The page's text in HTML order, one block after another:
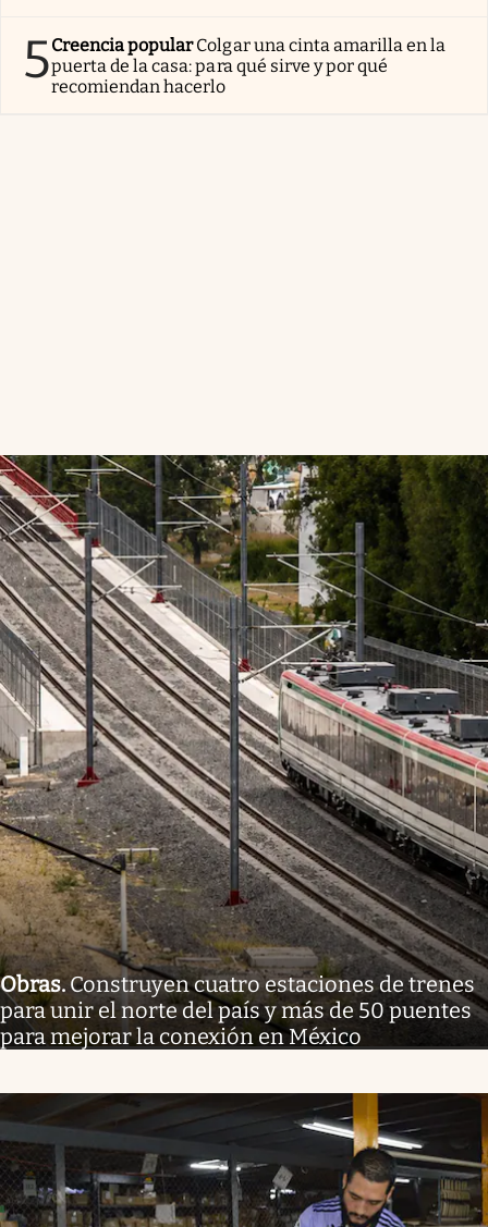
5Creencia popularColgar una cinta amarilla en la
puerta de la casa: para qué sirve y por qué
recomiendan hacerlo
Obras.Construyen cuatro estaciones de trenes
para unir el norte del país y más de 50 puentes
para mejorar la conexión en México